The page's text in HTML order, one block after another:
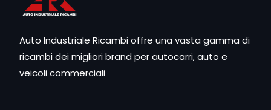
Auto Industriale Ricambi offre una vasta gamma di
ricambi dei migliori brand per autocarri, auto e
veicoli commerciali